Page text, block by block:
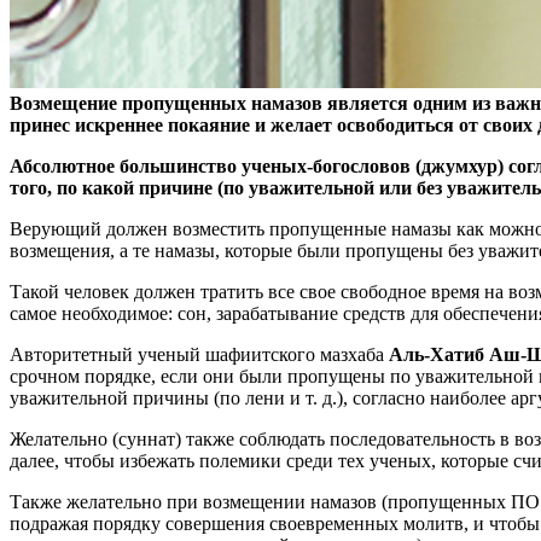
Возмещение пропущенных намазов является одним из
принес искреннее покаяние и желает освободиться от своих
Абсолютное большинство ученых-богословов (джумхур)
того, по какой причине (по уважительной или без
Верующий должен возместить пропущенные намазы как
возмещения, а те намазы, которые были пропущены без
Такой человек должен тратить все свое свободное время на
самое необходимое: сон, зарабатывание средств для
Авторитетный ученый шафиитского мазхаба Аль-Хатиб Аш-
срочном порядке, если они были пропущены по
уважительной причины (по лени и т. д.), согласно наиболее
Желательно (суннат) также соблюдать последовательность
далее, чтобы избежать полемики среди тех ученых, которые
Также желательно при возмещении намазов (пропущенных ПО
подражая порядку совершения своевременных молитв, и